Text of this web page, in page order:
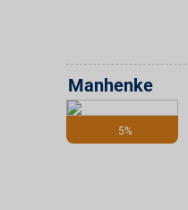
5%
Manhenke